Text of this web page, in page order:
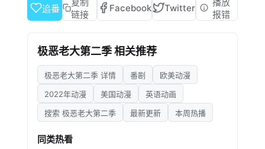
July 30th, 2022, and will have a more
追番
链接
Facebook Twitter
播放
报错
极恶老大第二季 相关推荐
极恶老大第二季 详情 番剧
欧美动漫
2022年动漫
美国动漫
英语动画
搜索 极恶老大第二季
最新更新 本周热播
同类热看